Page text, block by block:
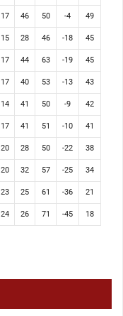
17 46 50 -4 49
15 28 46 -18 45
17 44 63 -19 45
17 40 53 -13 43
14 41 50 -9 42
17 41 51 -10 41
20 28 50 -22 38
20 32 57 -25 34
23 25 61 -36 21
24 26 71 -45 18